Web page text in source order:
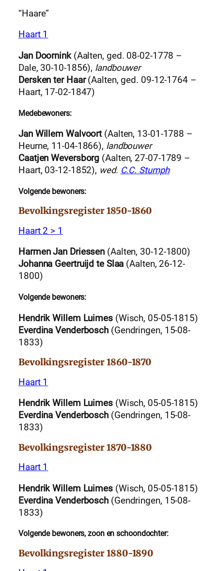
“Haare”
Haart 1
Jan Doornink(Aalten, ged. 08-02-1778 –
Dale, 30-10-1856), landbouwer
Dersken ter Haar(Aalten, ged. 09-12-1764 –
Haart, 17-02-1847)
Medebewoners:
Jan Willem Walvoort(Aalten, 13-01-1788 –
Heurne, 11-04-1866), landbouwer
Caatjen Weversborg (Aalten, 27-07-1789 –
Haart, 03-12-1852), wed. C.C. Stumph
Volgende bewoners:
Bevolkingsregister 1850-1860
Haart 2 > 1
Harmen Jan Driessen (Aalten, 30-12-1800)
Johanna Geertruijd te Slaa (Aalten, 26-12-
1800)
Volgende bewoners:
Hendrik Willem Luimes(Wisch, 05-05-1815)
Everdina Venderbosch (Gendringen, 15-08-
1833)
Bevolkingsregister 1860-1870
Haart 1
Hendrik Willem Luimes(Wisch, 05-05-1815)
Everdina Venderbosch (Gendringen, 15-08-
1833)
Bevolkingsregister 1870-1880
Haart 1
Hendrik Willem Luimes(Wisch, 05-05-1815)
Everdina Venderbosch (Gendringen, 15-08-
1833)
Volgende bewoners, zoon en schoondochter:
Bevolkingsregister 1880-1890